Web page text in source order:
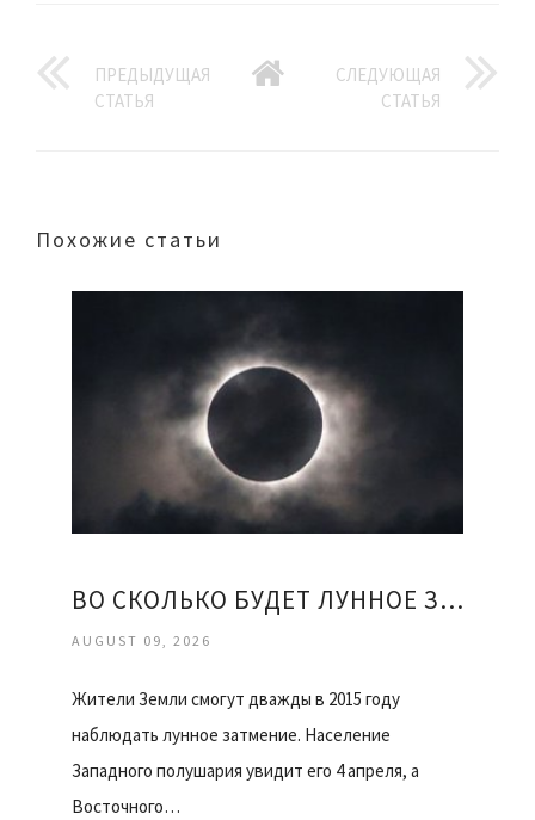
ПРЕДЫДУЩАЯ
СТАТЬЯ
СЛЕДУЮЩАЯ
СТАТЬЯ
Похожие статьи
ВО СКОЛЬКО БУДЕТ ЛУННОЕ ЗАТМЕНИЕ
AUGUST 09, 2026
Жители Земли смогут дважды в 2015 году
наблюдать лунное затмение. Население
Западного полушария увидит его 4 апреля, а
Восточного…